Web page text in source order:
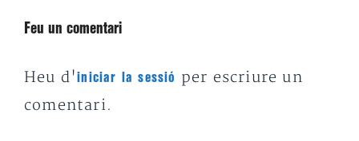
Feu un comentari
Heu d'iniciar la sessió
per escriure un
comentari.